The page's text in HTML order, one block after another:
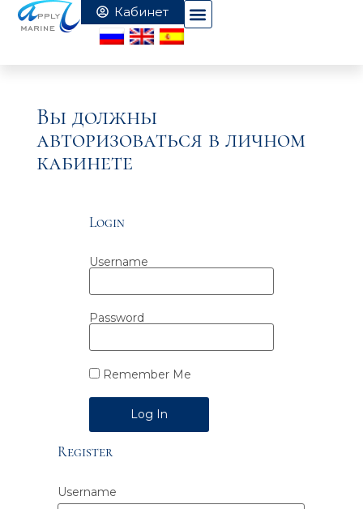
Вы должны
авторизоваться в личном
кабинете
Login
Username
Password
Remember Me
Alternative:
Register
Username